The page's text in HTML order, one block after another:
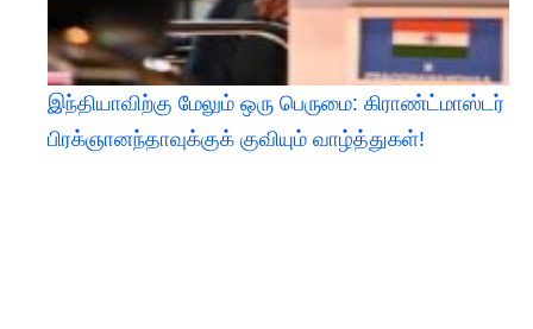
இந்தியாவிற்கு மேலும் ஒரு பெருமை: கிராண்ட்மாஸ்டர்
பிரக்ஞானந்தாவுக்குக் குவியும் வாழ்த்துகள்!